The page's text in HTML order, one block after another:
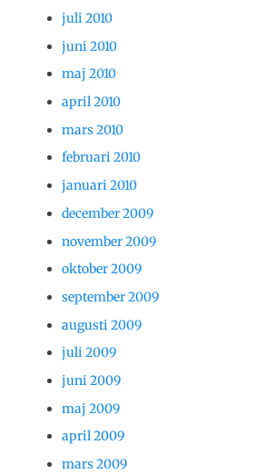
juli 2010
juni 2010
maj 2010
april 2010
mars 2010
februari 2010
januari 2010
december 2009
november 2009
oktober 2009
september 2009
augusti 2009
juli 2009
juni 2009
maj 2009
april 2009
mars 2009